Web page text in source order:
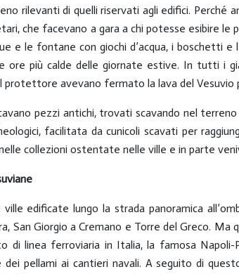
rilevanti di quelli riservati agli edifici.
che facevano a gara a chi potesse esibire
e le fontane con giochi d’acqua, i boschetti e
ore più calde delle giornate estive. In tutti i
protettore avevano fermato la lava del Vesuvio
pezzi antichi, trovati scavando nel
facilitata da cunicoli scavati per
collezioni ostentate nelle ville e in parte
ville edificate lungo la strada panoramica
San Giorgio a Cremano e Torre del Greco.
di linea ferroviaria in Italia, la famosa Napoli-
dei pellami ai cantieri navali. A seguito di